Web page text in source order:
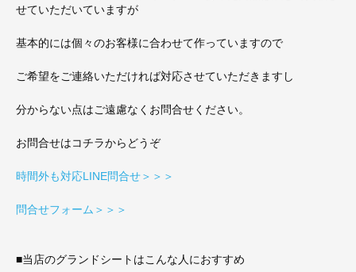
せていただいていますが
基本的には個々のお客様に合わせて作っていますので
ご希望をご連絡いただければ対応させていただきますし
分からない点はご遠慮なくお問合せください。
お問合せはコチラからどうぞ
時間外も対応LINE問合せ＞＞＞
問合せフォーム＞＞＞
■当店のグランドシートはこんな人におすすめ